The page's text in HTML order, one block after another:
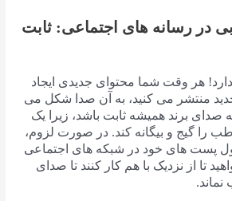
در رسانه های اجتماعی: ثابت
هر وقت شما محتوای جدیدی ایجاد
منتشر می کنید، به آن صدا شکل می
صدای برند همیشه ثابت باشد، زیرا یک
را گیج و بیگانه کند. در صورت لزوم،
پست های خود در شبکه های اجتماعی
تا از نزدیک با هم کار کنند تا صدای
نماند.